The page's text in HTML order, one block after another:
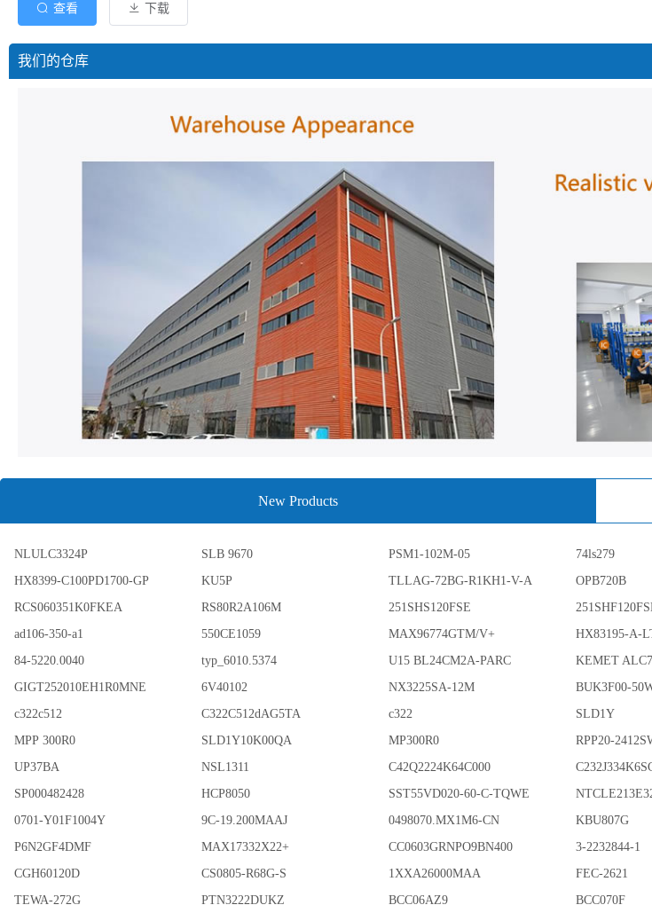
查看 下载
我们的仓库
New Products
NLULC3324P SLB 9670 PSM1-102M-05 74ls279
HX8399-C100PD1700-GP
KU5P TLLAG-72BG-R1KH1-V-A OPB720B
RCS060351K0FKEA
RS80R2A106M 251SHS120FSE
ad106-350-a1
550CE1059 MAX96774GTM/V+ HX83195-A-
84-5220.0040
typ_6010.5374 U15 BL24CM2A-PARC KEMET
GIGT252010EH1R0MNE
6V40102 NX3225SA-12M BUK3F00-
c322c512
C322C512dAG5TA c322 SLD1Y
MPP 300R0
SLD1Y10K00QA MP300R0 RPP20-
UP37BA
NSL1311 C42Q2224K64C000
SP000482428
HCP8050 SST55VD020-60-C-TQWE
0701-Y01F1004Y
9C-19.200MAAJ 0498070.MX1M6-CN KBU807G
P6N2GF4DMF
MAX17332X22+ CC0603GRNPO9BN400 3-2232844-1
CGH60120D
CS0805-R68G-S 1XXA26000MAA FEC-2621
TEWA-272G
PTN3222DUKZ BCC06AZ9 BCC070F